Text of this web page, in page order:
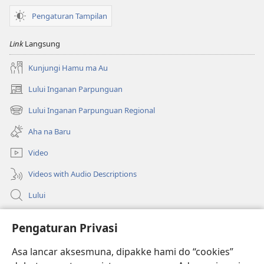
Pengaturan Privasi
Asa lancar aksesmuna, dipakke hami do “cookies”
Pengaturan Tampilan
LinkLangsung
Kunjungi Hamu ma Au
Lului Inganan Parpunguan
(opens
new
window)
Lului Inganan Parpunguan Regional
(opens
new
window)
Aha na Baru
Video
Videos with Audio Descriptions
Lului
(opens